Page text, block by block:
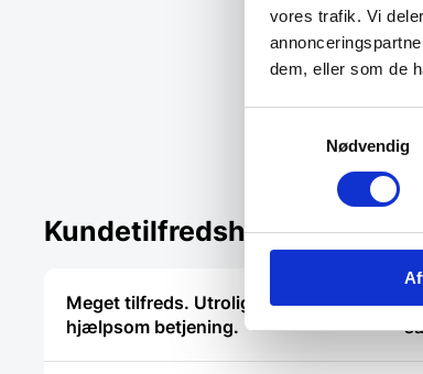
vores trafik. Vi
dem, eller som de
Nødvendig
Kundetilfredshed
Meget tilfreds. Utrolig venlig og
hjælpsom betjening.